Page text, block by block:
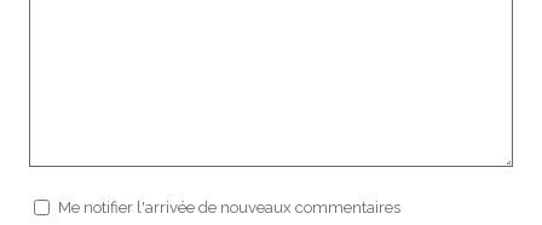
Me notifier l'arrivée de nouveaux commentaires